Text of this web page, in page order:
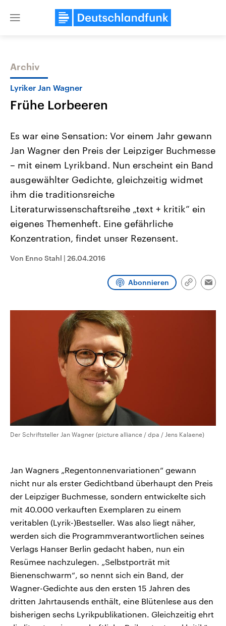
Close
Themen
Landtagswahl Sachsen-Anhalt
2026
Alle Informationen
Sachsen-Anhalt wählt am 6.
September 2026 einen neuen
Bundesland von einer Koalition aus
Umfragen, Prognosen,
und Hintergründe zu den Parteien
und Kandidaten der anstehenden
USA
Aktuelle Beiträge,
gehören die Vereinigten
den mächtigsten Ländern
mit großem Einfluss auf
Sendungen Programm
Archiv
Lyriker Jan Wagner
Frühe Lorbeeren
Es war eine Sensation: Vor einem Jahr gewann
Jan Wagner den Preis der Leipziger Buchmesse
– mit einem Lyrikband. Nun erscheint ein Band
ausgewählter Gedichte, gleichzeitig widmet
ihm die traditionsreiche
Literaturwissenschaftsreihe „text + kritik“ ein
eigenes Themenheft. Eine gefährliche
Konzentration, findet unser Rezensent.
Von Enno Stahl | 26.04.2016
Abonnieren
Link
Der Schriftsteller Jan Wagner (picture alliance / dpa / Jens Kalaene)
Jan Wagners „Regentonnenvariationen“ gewann
nicht nur als erster Gedichtband überhaupt den Preis
der Leipziger Buchmesse, sondern entwickelte sich
mit 40.000 verkauften Exemplaren zu einem
veritablen (Lyrik-)Bestseller. Was also liegt näher,
werden sich die Programmverantwortlichen seines
Verlags Hanser Berlin gedacht haben, nun ein
Resümee nachzulegen. „Selbstporträt mit
Bienenschwarm“, so nennt sich ein Band, der
Wagner-Gedichte aus den ersten 15 Jahren des
dritten Jahrtausends enthält, eine Blütenlese aus den
bisherigen sechs Lyrikpublikationen. Gleichzeitig ehrt